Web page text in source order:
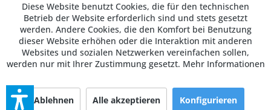
Diese Website benutzt Cookies, die für den technischen
Betrieb der Website erforderlich sind und stets gesetzt
werden. Andere Cookies, die den Komfort bei Benutzung
dieser Website erhöhen oder die Interaktion mit anderen
Websites und sozialen Netzwerken vereinfachen sollen,
werden nur mit Ihrer Zustimmung gesetzt. Mehr Informationen
Ablehnen Alle akzeptieren Konfigurieren